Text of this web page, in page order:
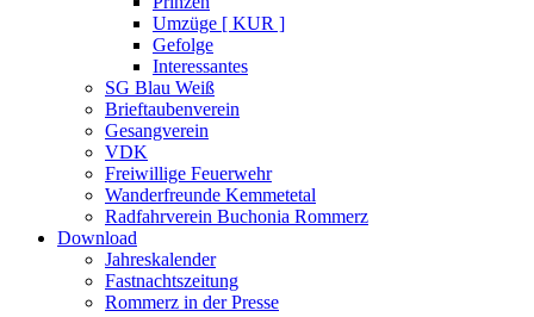
Umzüge [ KUR ]
Gefolge
Interessantes
SG Blau Weiß
Brieftaubenverein
Gesangverein
VDK
Freiwillige Feuerwehr
Wanderfreunde Kemmetetal
Radfahrverein Buchonia Rommerz
Download
Jahreskalender
Fastnachtszeitung
Rommerz in der Presse